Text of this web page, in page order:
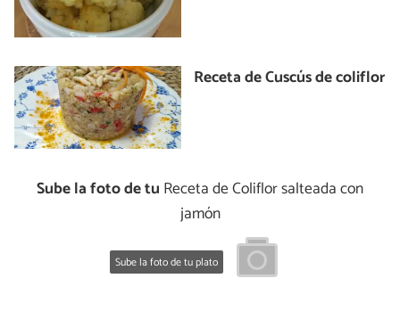
Receta de Cuscús de coliflor
Sube la foto de tu Receta de Coliflor salteada con
jamón
Sube la foto de tu plato